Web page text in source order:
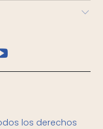
los derechos